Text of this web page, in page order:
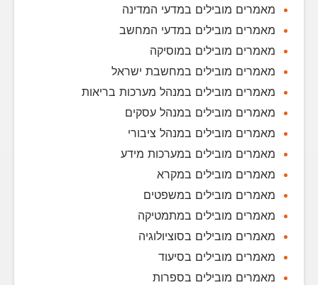
מאמרים מובילים במדעי המדינה
מאמרים מובילים במדעי המחשב
מאמרים מובילים במוסיקה
מאמרים מובילים במחשבת ישראל
מאמרים מובילים במנהל מערכות בריאות
מאמרים מובילים במנהל עסקים
מאמרים מובילים במנהל ציבורי
מאמרים מובילים במערכות מידע
מאמרים מובילים במקרא
מאמרים מובילים במשפטים
מאמרים מובילים במתמטיקה
מאמרים מובילים בסוציולוגיה
מאמרים מובילים בסיעוד
מאמרים מובילים בספרות